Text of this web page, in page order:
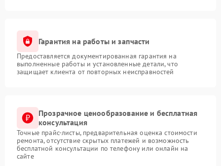
Гарантия на работы и запчасти
Предоставляется документированная гарантия на
выполненные работы и установленные детали, что
защищает клиента от повторных неисправностей
Прозрачное ценообразование и бесплатная
консультация
Точные прайс-листы, предварительная оценка стоимости
ремонта, отсутствие скрытых платежей и возможность
бесплатной консультации по телефону или онлайн на
сайте